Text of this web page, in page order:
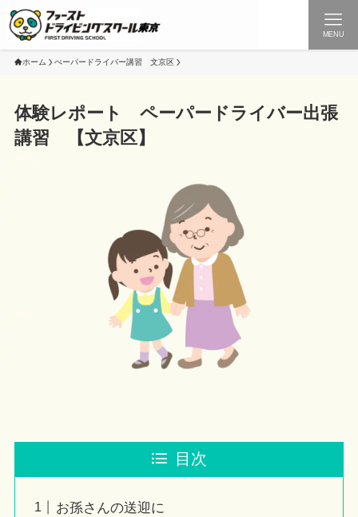
MENU
ホーム ぺーパードライバー講習 文京区
体験レポート ペーパードライバー出張
講習 【文京区】
目次
お孫さんの送迎に